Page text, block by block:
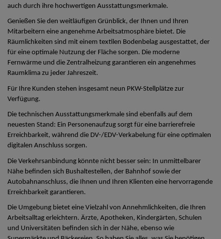
auch durch ihre hochwertigen Ausstattungsmerkmale.
Genießen Sie den weitläufigen Grünblick, der Ihnen und Ihren
Mitarbeitern eine angenehme Arbeitsatmosphäre bietet. Die
Räumlichkeiten sind mit einem textilen Bodenbelag ausgestattet, der
für eine optimale Nutzung der Fläche sorgen. Die moderne
Fernwärme und die Zentralheizung garantieren ein angenehmes
Raumklima zu jeder Jahreszeit.
Für Ihre Kunden stehen insgesamt neun PKW-Stellplätze zur
Verfügung.
Die technischen Ausstattungsmerkmale sind ebenfalls auf dem
neuesten Stand: Ein Personenaufzug sorgt für eine barrierefreie
Erreichbarkeit, während die DV-/EDV-Verkabelung für eine optimalen
digitalen Anschluss sorgen.
Die Verkehrsanbindung könnte nicht besser sein: In unmittelbarer
Nähe befinden sich Bushaltestellen, der Bahnhof sowie der
Autobahnanschluss, die Ihnen und Ihren Klienten eine hervorragende
Erreichbarkeit garantieren.
Die Umgebung bietet eine Vielzahl von Annehmlichkeiten, die Ihren
Arbeitsalltag erleichtern. Ärzte, Apotheken, Kindergärten, Schulen
und Universitäten befinden sich in der Nähe, ebenso wie